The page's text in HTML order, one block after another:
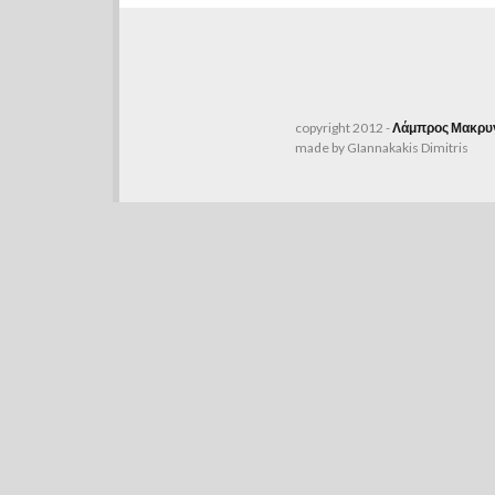
copyright 2012 -Λάμπρος
made by GIannakakis Dimitris